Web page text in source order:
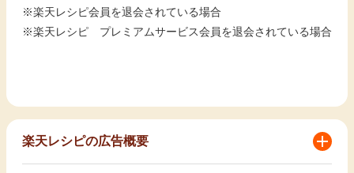
※楽天レシピ会員を退会されている場合
※楽天レシピ プレミアムサービス会員を退会されている場合
楽天レシピの広告概要